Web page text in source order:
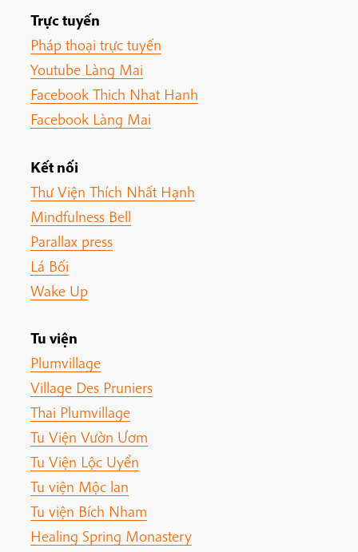
Trực tuyến
Pháp thoại trực tuyến
Youtube Làng Mai
Facebook Thich Nhat Hanh
Facebook Làng Mai
Kết nối
Thư Viện Thích Nhất Hạnh
Mindfulness Bell
Parallax press
Lá Bối
Wake Up
Tu viện
Plumvillage
Village Des Pruniers
Thai Plumvillage
Tu Viện Vườn Ươm
Tu Viện Lộc Uyển
Tu viện Mộc lan
Tu viện Bích Nham
Healing Spring Monastery